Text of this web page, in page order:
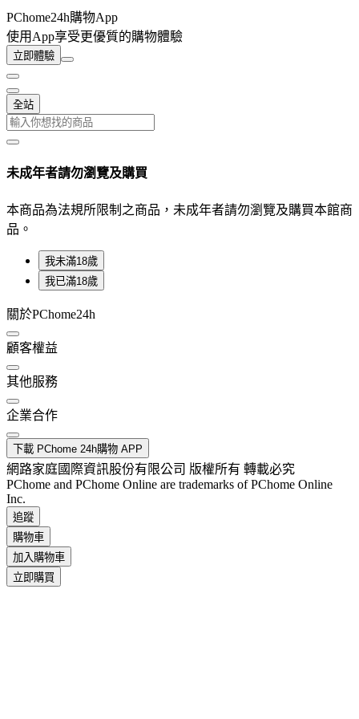
PChome24h購物App
使用App享受更優質的購物體驗
立即體驗
全站
未成年者請勿瀏覽及購買
本商品為法規所限制之商品，未成年者請勿瀏覽及購買本館商
品。
我未滿18歲
我已滿18歲
關於PChome24h
顧客權益
其他服務
企業合作
下載 PChome 24h購物 APP
網路家庭國際資訊股份有限公司 版權所有 轉載必究
PChome and PChome Online are trademarks of PChome Online
Inc.
追蹤
購物車
加入購物車
立即購買